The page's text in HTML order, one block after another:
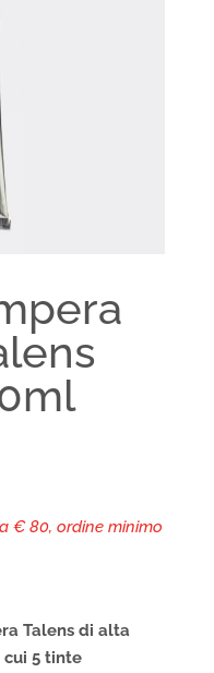
€ 80, ordine minimo
Talens di alta
5 tinte